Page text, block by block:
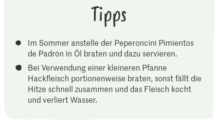
Tipps
Im Sommer anstelle der Peperoncini Pimientos
de Padrón in Öl braten und dazu servieren.
Bei Verwendung einer kleineren Pfanne
Hackfleisch portionenweise braten, sonst fällt die
Hitze schnell zusammen und das Fleisch kocht
und verliert Wasser.